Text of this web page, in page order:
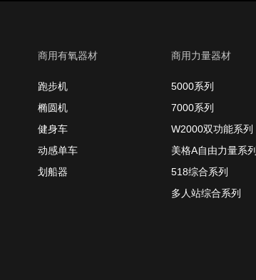
商用有氧器材
跑步机
椭圆机
健身车
动感单车
划船器
商用力量器材
5000系列
7000系列
W2000双功能系列
美格A自由力量系列
518综合系列
多人站综合系列